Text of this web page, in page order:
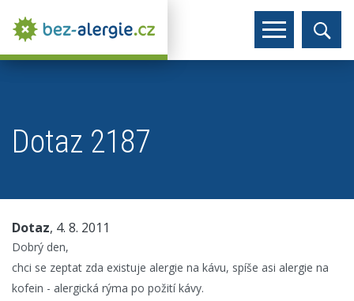
Dotaz 2187
Dotaz, 4. 8. 2011
Dobrý den,
chci se zeptat zda existuje alergie na kávu, spíše asi alergie na
kofein - alergická rýma po požití kávy.